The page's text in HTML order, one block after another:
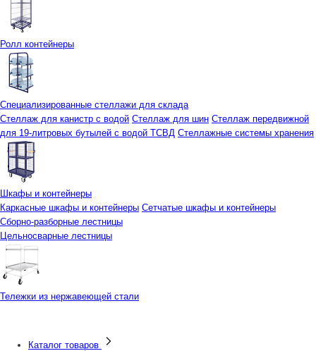
Ролл контейнеры
Специализированные стеллажи для склада
Стеллаж для канистр с водой Стеллаж для шин Стеллаж передвижной
для 19-литровых бутылей с водой ТСВД Стеллажные системы хранения
Шкафы и контейнеры
Каркасные шкафы и контейнеры Сетчатые шкафы и контейнеры
Сборно-разборные лестницы
Цельносварные лестницы
Тележки из нержавеющей стали
Каталог товаров